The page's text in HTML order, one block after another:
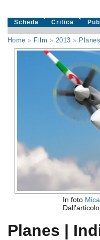
Scheda Critica
Home » Film » 2013 » Planes
In foto
Planes |